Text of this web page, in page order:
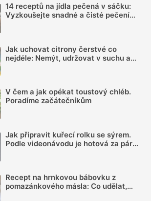
14 receptů na jídla pečená v sáčku:
Vyzkoušejte snadné a čisté pečení
Jak uchovat citrony čerstvé co
nejdéle: Nemýt, udržovat v suchu a
V čem a jak opékat toustový chléb.
Poradíme začátečníkům
Jak připravit kuřecí rolku se sýrem.
Podle videonávodu je hotová za pár
Recept na hrnkovou bábovku z
pomazánkového másla: Co udělat,